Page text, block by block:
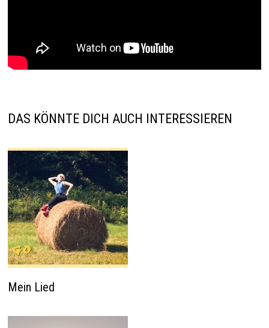
DAS KÖNNTE DICH AUCH INTERESSIEREN
Mein Lied